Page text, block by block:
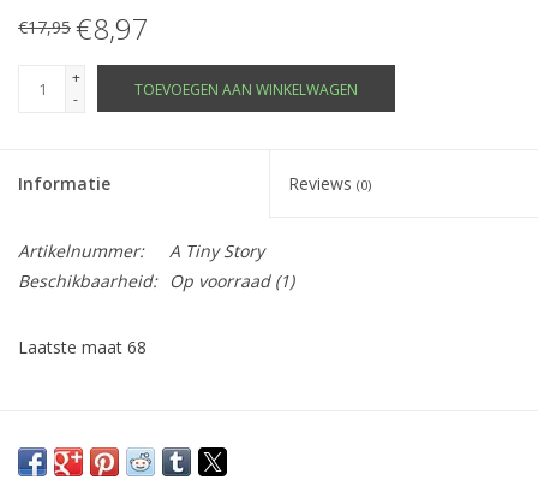
€17,95 €8,97
+
-
TOEVOEGEN AAN WINKELWAGEN
Informatie Reviews (0)
Artikelnummer:
A Tiny Story
Beschikbaarheid:
Op voorraad(1)
Laatste maat 68